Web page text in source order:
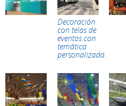
Decoración
con telas de
eventos con
temática
personalizada.